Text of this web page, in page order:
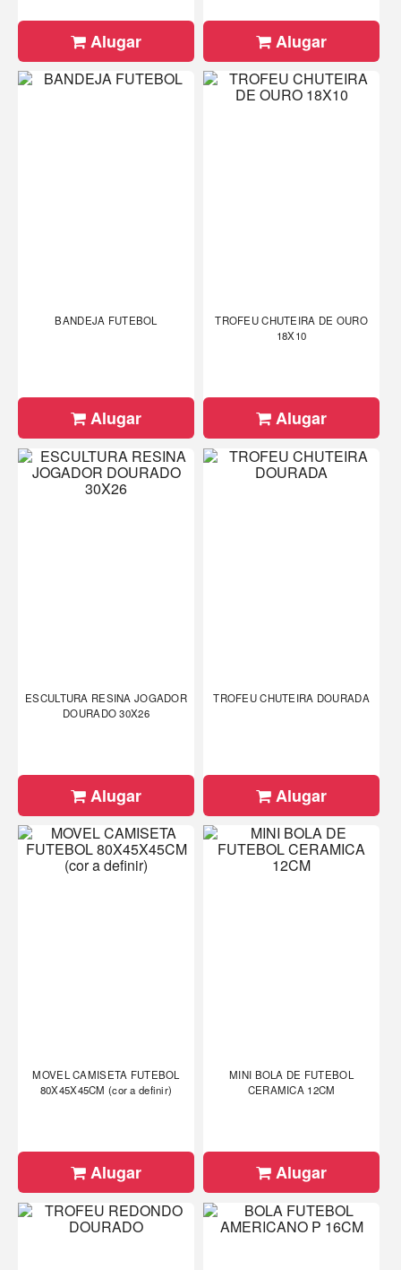
Alugar Alugar
BANDEJA FUTEBOL
Alugar
TROFEU CHUTEIRA DE OURO
18X10
Alugar
ESCULTURA RESINA JOGADOR
DOURADO 30X26
Alugar
TROFEU CHUTEIRA DOURADA
Alugar
MOVEL CAMISETA FUTEBOL
80X45X45CM (cor a definir)
Alugar
MINI BOLA DE FUTEBOL
CERAMICA 12CM
Alugar